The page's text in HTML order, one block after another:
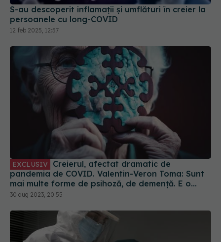
S-au descoperit inflamaţii și umflături în creier la
persoanele cu long-COVID
12 feb 2025, 12:57
EXCLUSIV
pandemia de COVID. Valentin-Veron Toma: Sunt
mai multe forme de psihoză, de demență. E o
accelerare a unor fenomene care păreau să fie
30 aug 2023, 20:55